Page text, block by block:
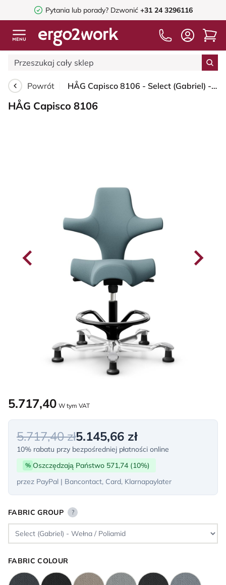
Pytania lub porady? Dzwonić +31 24 3296116
Powrót HÅG Capisco 8106 - Select (Gabriel) - Wełna / Poliamid - SC67098 - Glacier blue - Black - 265 mm (seat height 53-79cm) - Glides
HÅG Capisco 8106
5.717,40 W tym VAT
5.717,40 zł5.145,66 zł
10% rabatu przy bezpośredniej płatności online
% Oszczędzają Państwo 571,74 (10%)
przez PayPal | Bancontact, Card, Klarnapaylater
FABRIC GROUP ?
FABRIC COLOUR